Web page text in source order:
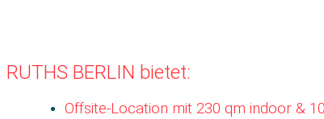
RUTHS BERLIN bietet:
Offsite-Location mit 230 qm indoor &